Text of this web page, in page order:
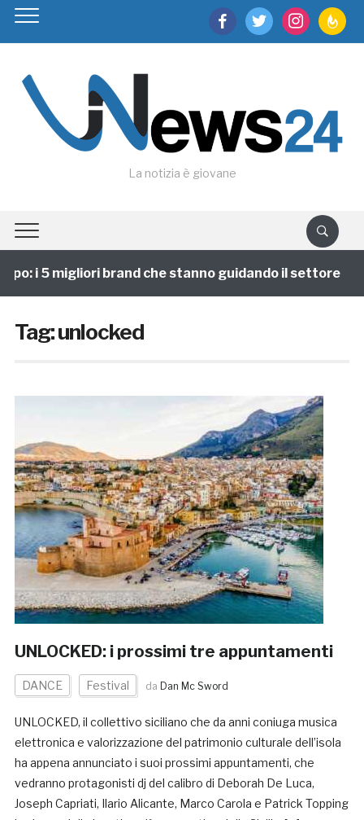
facebooktwitter instagram
La notizia è giovane
i 5 migliori brand che stanno guidando il settore
Tag:unlocked
UNLOCKED: i prossimi tre appuntamenti
DANCE Festival da Dan Mc Sword
UNLOCKED, il collettivo siciliano che da anni coniuga musica
elettronica e valorizzazione del patrimonio culturale dell’isola
ha appena annunciato i suoi prossimi appuntamenti, che
vedranno protagonisti dj del calibro di Deborah De Luca,
Joseph Capriati, Ilario Alicante, Marco Carola e Patrick Topping